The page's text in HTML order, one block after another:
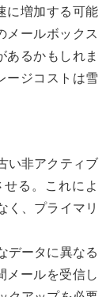
に増加する可能
メールボックス
あるかもしれま
ージコストは雪
い非アクティブ
せる。これによ
く、プライマリ
データに異なる
メールを受信し